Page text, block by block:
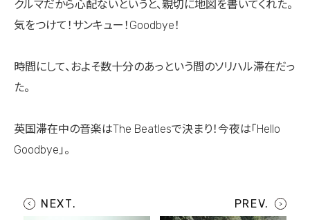
クルマだから心配ないというと、親切に地図を書いてくれた。
気をつけて！サンキュー！Goodbye！
時間にして、およそ数十分のあっという間のソリハル滞在だっ
た。
英国滞在中の音楽はThe Beatlesで決まり！今夜は「Hello
Goodbye」。